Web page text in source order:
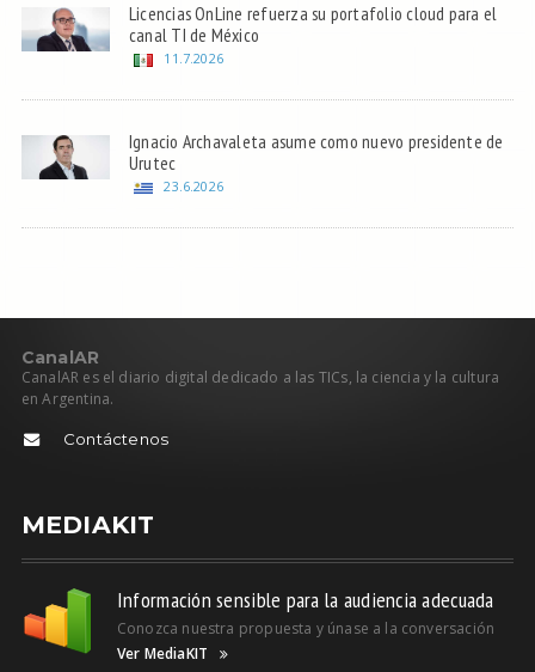
Licencias OnLine refuerza su portafolio cloud para el
canal TI de México
11.7.2026
Ignacio Archavaleta asume como nuevo presidente de
Urutec
23.6.2026
CanalAR
CanalAR es el diario digital dedicado a las TICs, la ciencia y la cultura
en Argentina.
Contáctenos
MEDIAKIT
Información sensible para la audiencia adecuada
Conozca nuestra propuesta y únase a la conversación
Ver MediaKIT